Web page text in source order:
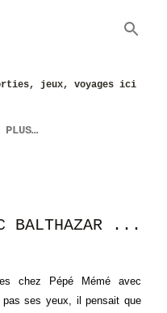
jeux, voyages ici
PLUS…
BALTHAZAR ...
chez Pépé Mémé avec
ses yeux, il pensait que